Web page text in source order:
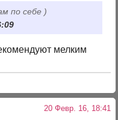
по себе )
мелким
20 Февр. 16, 18:41